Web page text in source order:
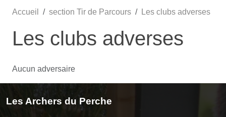
Accueil section Tir de Parcours Les clubs adverses
Les clubs adverses
Aucun adversaire
Les Archers du Perche